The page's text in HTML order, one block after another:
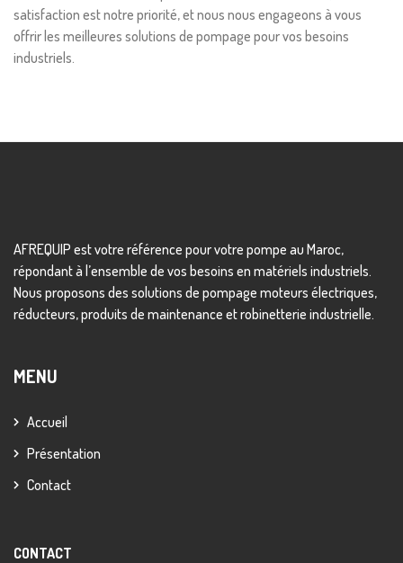
satisfaction est notre priorité, et nous nous engageons à vous
offrir les meilleures solutions de pompage pour vos besoins
industriels.
AFREQUIP est votre référence pour votre pompe au Maroc,
répondant à l’ensemble de vos besoins en matériels industriels.
Nous proposons des solutions de pompage moteurs électriques,
réducteurs, produits de maintenance et robinetterie industrielle.
MENU
Accueil
Présentation
Contact
CONTACT